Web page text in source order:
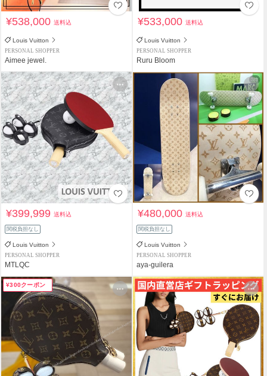
¥538,000送料込
Louis Vuitton
PERSONAL SHOPPER
Aimee jewel.
¥533,000送料込
Louis Vuitton
PERSONAL SHOPPER
Ruru Bloom
¥399,999送料込
関税負担なし
Louis Vuitton
PERSONAL SHOPPER
MTLQC
¥480,000送料込
関税負担なし
Louis Vuitton
PERSONAL SHOPPER
aya-guilera
¥300クーポン